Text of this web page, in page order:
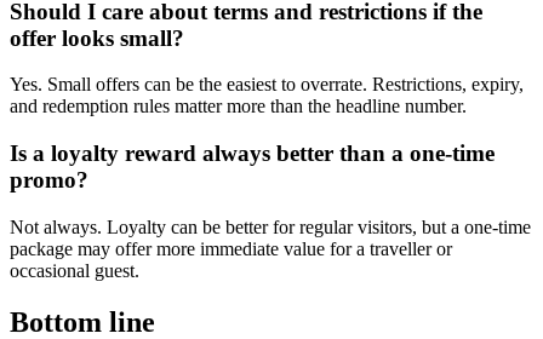
Should I care about terms and restrictions if the
offer looks small?
Yes. Small offers can be the easiest to overrate. Restrictions, expiry,
and redemption rules matter more than the headline number.
Is a loyalty reward always better than a one-time
promo?
Not always. Loyalty can be better for regular visitors, but a one-time
package may offer more immediate value for a traveller or
occasional guest.
Bottom line